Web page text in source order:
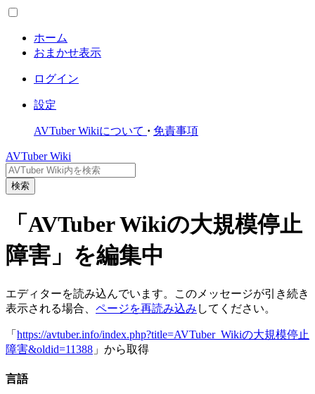
ホーム
おまかせ表示
ログイン
設定
AVTuber Wikiについて 免責事項
AVTuber Wiki
検索
「AVTuber Wikiの大規模停止
障害」を編集中
エディターを読み込んでいます。このメッセージが引き続き
表示される場合、 ページを再読み込み してください。
「 https://avtuber.info/index.php?title=AVTuber_Wikiの大規模停止
障害&oldid=11388 」から取得
言語